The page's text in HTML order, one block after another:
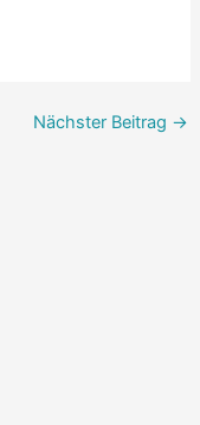
Nächster Beitrag →